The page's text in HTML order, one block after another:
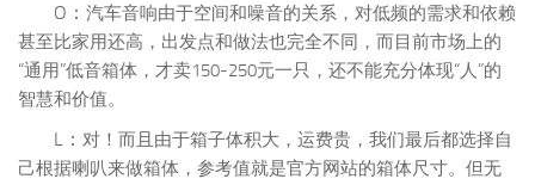
O： 汽车音响由于空间和噪音的关系，对低频的需求和依赖
甚至比家用还高，出发点和做法也完全不同，而目前市场上的
“通用”低音箱体，才卖150-250元一只，还不能充分体现“人”的
智慧和价值。
L： 对！而且由于箱子体积大，运费贵，我们最后都选择自
己根据喇叭来做箱体，参考值就是官方网站的箱体尺寸。但无